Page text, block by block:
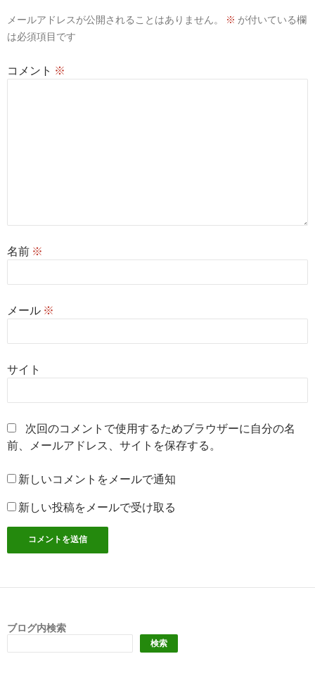
ョ
メールアドレスが公開されることはありません。 ※ が付いている欄
は必須項目です
コメント ※
名前 ※
メール ※
サイト
次回のコメントで使用するためブラウザーに自分の名
前、メールアドレス、サイトを保存する。
新しいコメントをメールで通知
新しい投稿をメールで受け取る
ブログ内検索
検索